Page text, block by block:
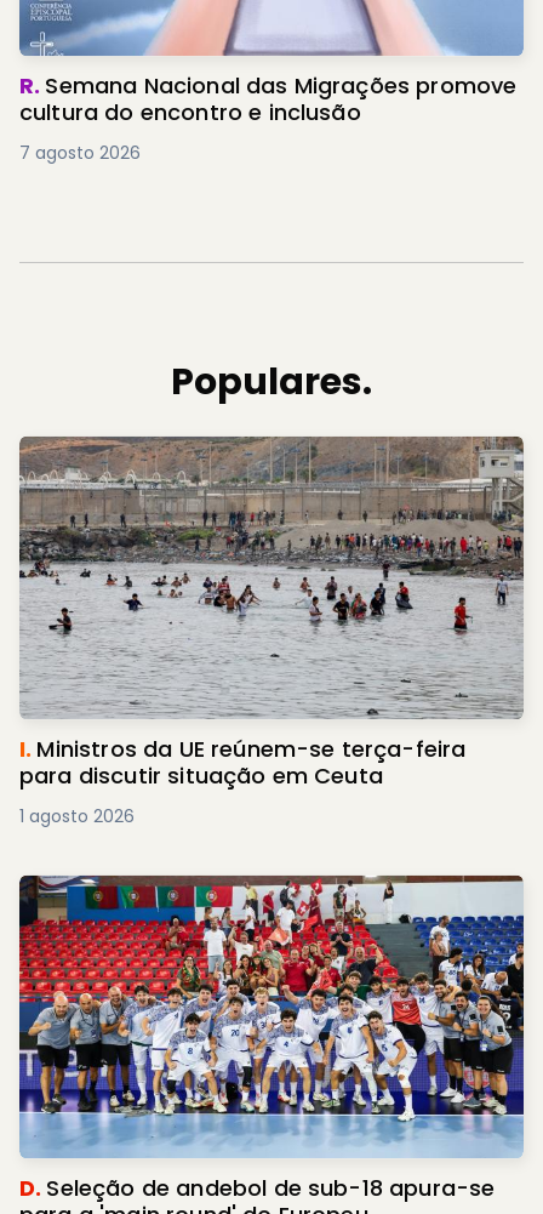
R. Semana Nacional das Migrações promove
cultura do encontro e inclusão
7 agosto 2026
Populares.
I. Ministros da UE reúnem-se terça-feira
para discutir situação em Ceuta
1 agosto 2026
D. Seleção de andebol de sub-18 apura-se